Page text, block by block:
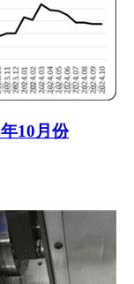
10月份